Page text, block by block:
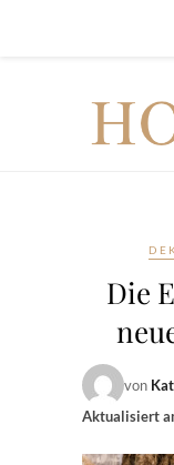
Die
von
Aktualisiert